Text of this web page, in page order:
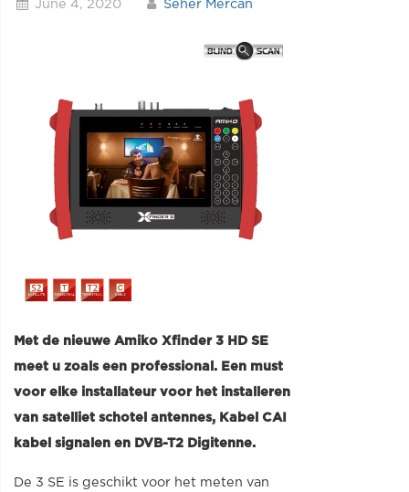
June 4, 2020 Seher Mercan
Met de nieuwe Amiko Xfinder 3 HD SE
meet u zoals een professional. Een must
voor elke installateur voor het installeren
van satelliet schotel antennes, Kabel CAI
kabel signalen en DVB-T2 Digitenne.
De 3 SE is geschikt voor het meten van